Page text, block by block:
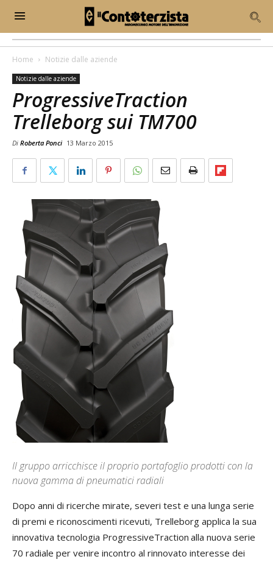
Home Notizie dalle aziende
Notizie dalle aziende
ProgressiveTraction
Trelleborg sui TM700
Di Roberta Ponci 13 Marzo 2015
Il gruppo arricchisce il proprio portafoglio prodotti con la
nuova gamma di pneumatici radiali
Dopo anni di ricerche mirate, severi test e una lunga serie
di premi e riconoscimenti ricevuti, Trelleborg applica la sua
innovativa tecnologia ProgressiveTraction alla nuova serie
70 radiale per venire incontro al rinnovato interesse dei